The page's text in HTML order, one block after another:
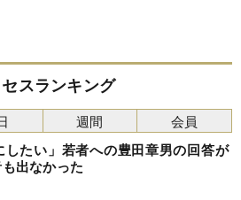
スランキング
したい」若者への豊田章男の回答が
出なかった
週間 会員